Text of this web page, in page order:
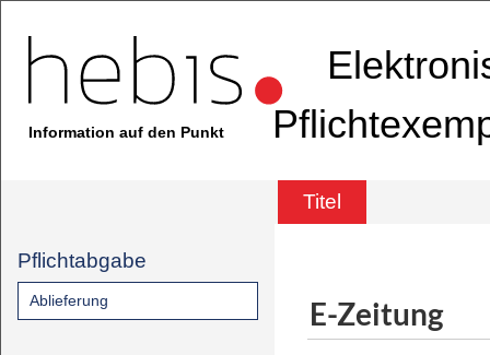
Information auf den Punkt
Titel
Pflichtabgabe
Ablieferung E-Zeitung